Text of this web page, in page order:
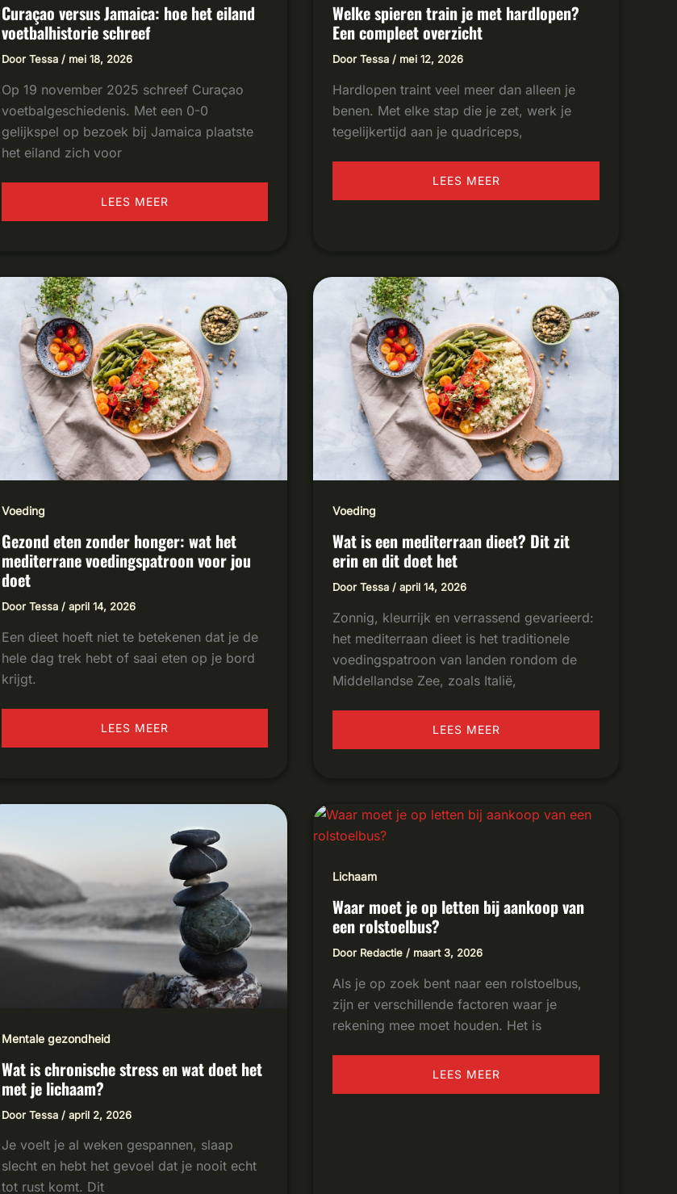
Curaçao versus Jamaica: hoe het eiland
voetbalhistorie schreef
DoorTessa / mei 18, 2026
Op 19 november 2025 schreef Curaçao
voetbalgeschiedenis. Met een 0-0
gelijkspel op bezoek bij Jamaica plaatste
het eiland zich voor
LEES MEER
Welke spieren train je met hardlopen?
Een compleet overzicht
DoorTessa / mei 12, 2026
Hardlopen traint veel meer dan alleen je
benen. Met elke stap die je zet, werk je
tegelijkertijd aan je quadriceps,
LEES MEER
Voeding
Gezond eten zonder honger: wat het
mediterrane voedingspatroon voor jou
doet
DoorTessa / april 14, 2026
Een dieet hoeft niet te betekenen dat je de
hele dag trek hebt of saai eten op je bord
krijgt.
GEZOND
ETEN
ZONDER
HONGER:
WAT
HET
MEDITERRANE
VOEDINGSPATROON
VOOR
JOU
DOET
LEES MEER
Voeding
Wat is een mediterraan dieet? Dit zit
erin en dit doet het
DoorTessa /april 14, 2026
Zonnig, kleurrijk en verrassend gevarieerd:
het mediterraan dieet is het traditionele
voedingspatroon van landen rondom de
Middellandse Zee, zoals Italië,
WAT
EEN
MEDITERRAAN
DIEET?
DIT
ZIT
ERIN
EN
DIT
DOET
HET
LEES MEER
Mentale gezondheid
Wat is chronische stress en wat doet het
met je lichaam?
DoorTessa / april 2, 2026
Je voelt je al weken gespannen, slaap
slecht en hebt het gevoel dat je nooit echt
tot rust komt. Dit
WAT
CHRONISCHE
HET
MET
LICHAAM?
Lichaam
Waar moet je op letten bij aankoop van
een rolstoelbus?
Door Redactie / maart 3, 2026
Als je op zoek bent naar een rolstoelbus,
zijn er verschillende factoren waar je
rekening mee moet houden. Het is
WAAR
MOET
EEN
ROLSTOELBUS?
LEES MEER